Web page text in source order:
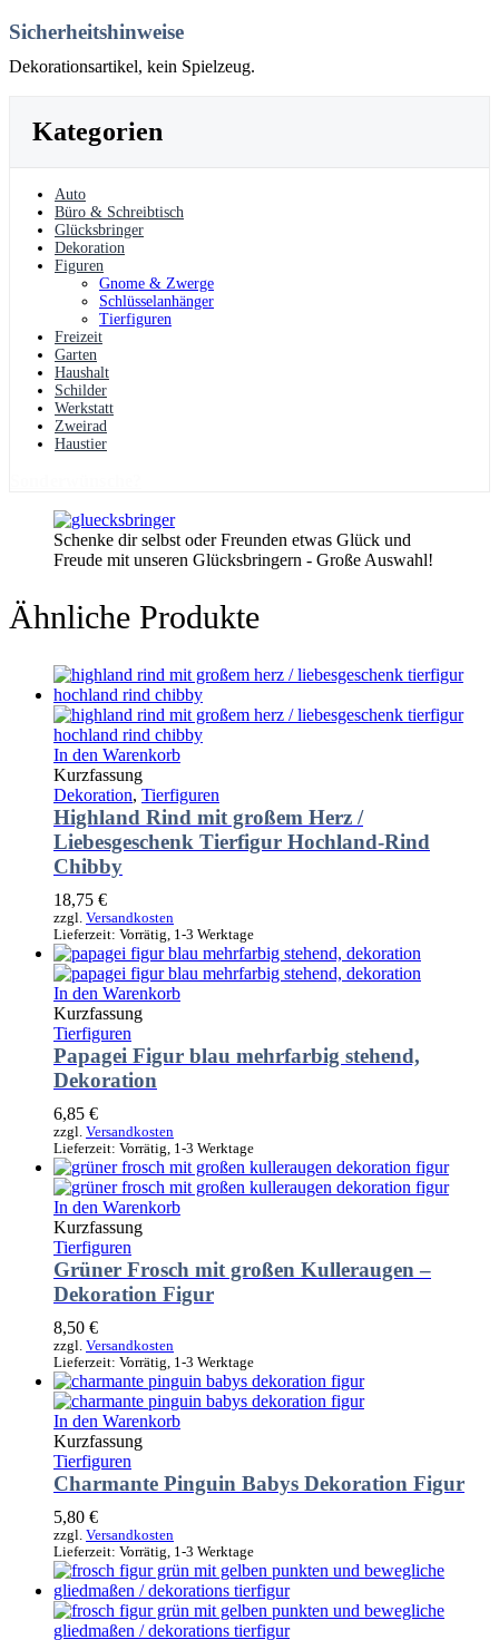
Sicherheitshinweise
Dekorationsartikel, kein Spielzeug.
Kategorien
Auto
Büro & Schreibtisch
Glücksbringer
Dekoration
Figuren
Gnome & Zwerge
Schlüsselanhänger
Tierfiguren
Freizeit
Garten
Haushalt
Schilder
Werkstatt
Zweirad
Haustier
Schenke dir selbst oder Freunden etwas Glück und
Freude mit unseren Glücksbringern - Große Auswahl!
Ähnliche Produkte
In den Warenkorb
Kurzfassung
Dekoration, Tierfiguren
Highland Rind mit großem Herz /
Liebesgeschenk Tierfigur Hochland-Rind
Chibby
18,75 €
zzgl. Versandkosten
Lieferzeit: Vorrätig, 1-3 Werktage
In den Warenkorb
Kurzfassung
Tierfiguren
Papagei Figur blau mehrfarbig stehend,
Dekoration
6,85 €
zzgl. Versandkosten
Lieferzeit: Vorrätig, 1-3 Werktage
In den Warenkorb
Kurzfassung
Tierfiguren
Grüner Frosch mit großen Kulleraugen –
Dekoration Figur
8,50 €
zzgl. Versandkosten
Lieferzeit: Vorrätig, 1-3 Werktage
In den Warenkorb
Kurzfassung
Tierfiguren
Charmante Pinguin Babys Dekoration Figur
5,80 €
zzgl. Versandkosten
Lieferzeit: Vorrätig, 1-3 Werktage